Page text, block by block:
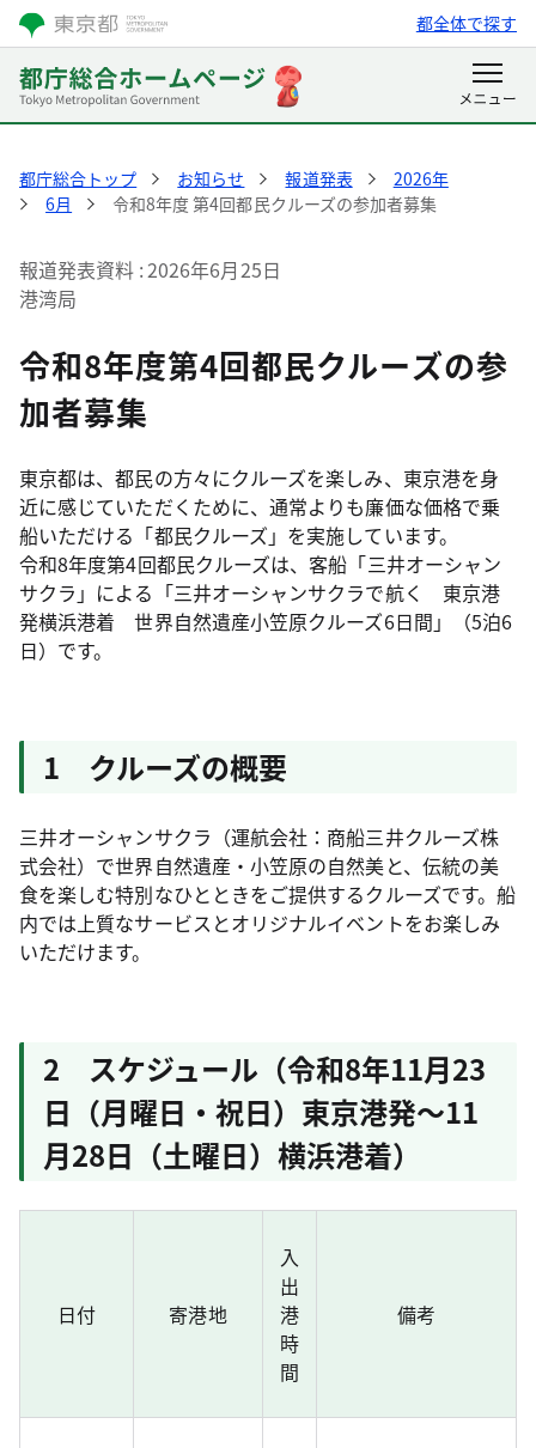
都全体で探す
都庁総合トップ お知らせ 報道発表
2026年
6月
令和8年度 第4回都民クルーズの参加者募集
報道発表資料 2026年6月25日
港湾局
令和8年度第4回都民クルーズの参
加者募集
東京都は、都民の方々にクルーズを楽しみ、東京港を身
近に感じていただくために、通常よりも廉価な価格で乗
船いただける「都民クルーズ」を実施しています。
令和8年度第4回都民クルーズは、客船「三井オーシャン
サクラ」による「三井オーシャンサクラで航く 東京港
発横浜港着 世界自然遺産小笠原クルーズ6日間」（5泊6
日）です。
1 クルーズの概要
三井オーシャンサクラ（運航会社：商船三井クルーズ株
式会社）で世界自然遺産・小笠原の自然美と、伝統の美
食を楽しむ特別なひとときをご提供するクルーズです。船
内では上質なサービスとオリジナルイベントをお楽しみ
いただけます。
2 スケジュール（令和8年11月23
日（月曜日・祝日）東京港発～11
月28日（土曜日）横浜港着）
日付 寄港地
入
出
港
時
間
備考